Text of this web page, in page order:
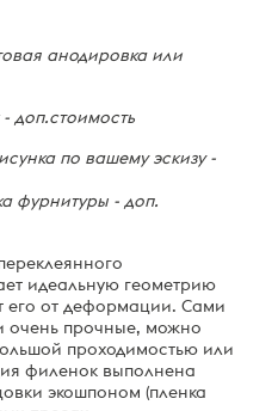
анодировка или
доп.стоимость
по вашему эскизу -
фурнитуры - доп.
идеальную геометрию
его от деформации. Сами
очень прочные, можно
проходимостью или
филенок выполнена
экошпоном (пленка